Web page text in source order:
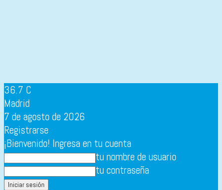
36.7 C
Madrid
7 de agosto de 2026
Registrarse
¡Bienvenido! Ingresa en tu cuenta
tu nombre de usuario
tu contraseña